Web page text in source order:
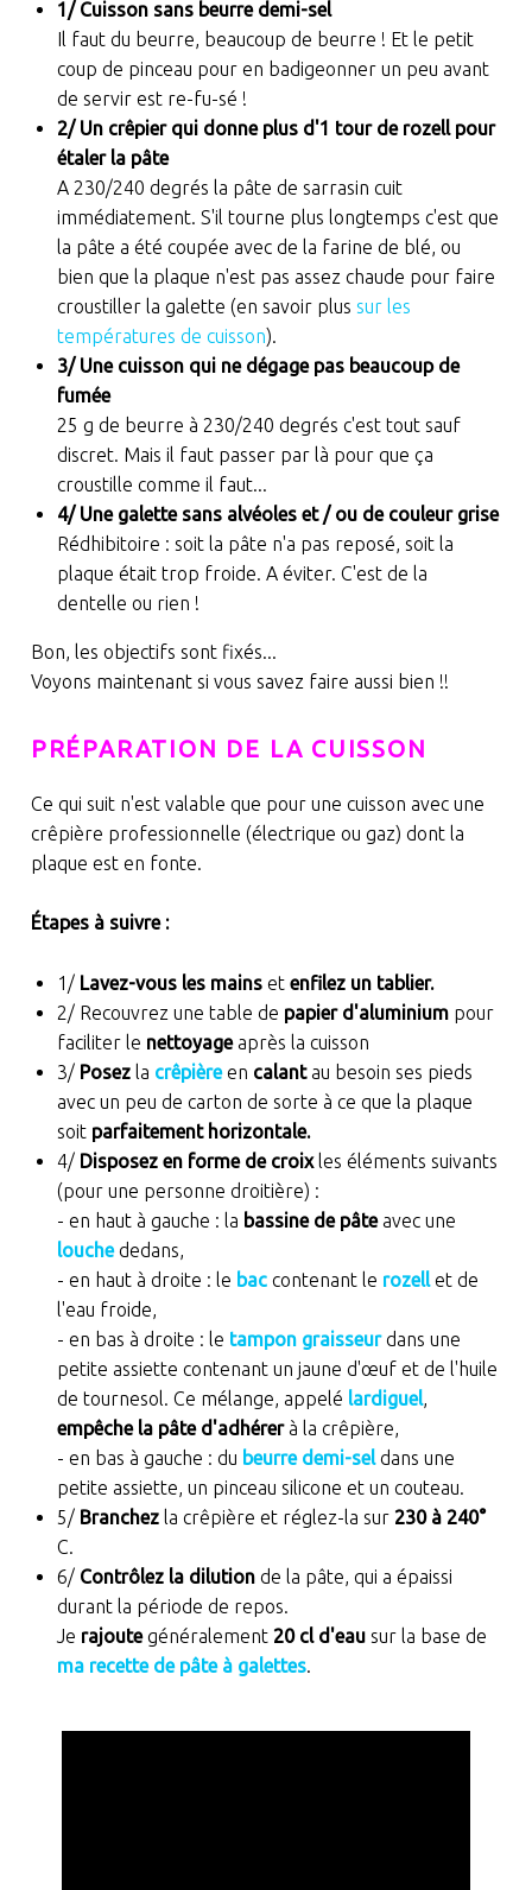
1/ Cuisson sans beurre demi-sel
Il faut du beurre, beaucoup de beurre ! Et le petit
coup de pinceau pour en badigeonner un peu avant
de servir est re-fu-sé !
2/ Un crêpier qui donne plus d'1 tour de rozell pour
étaler la pâte
A 230/240 degrés la pâte de sarrasin cuit
immédiatement. S'il tourne plus longtemps c'est que
la pâte a été coupée avec de la farine de blé, ou
bien que la plaque n'est pas assez chaude pour faire
croustiller la galette (en savoir plus sur les
températures de cuisson).
3/ Une cuisson qui ne dégage pas beaucoup de
fumée
25 g de beurre à 230/240 degrés c'est tout sauf
discret. Mais il faut passer par là pour que ça
croustille comme il faut...
4/ Une galette sans alvéoles et / ou de couleur grise
Rédhibitoire : soit la pâte n'a pas reposé, soit la
plaque était trop froide. A éviter. C'est de la
dentelle ou rien !
Bon, les objectifs sont fixés...
Voyons maintenant si vous savez faire aussi bien !!
PRÉPARATION DE LA CUISSON
Ce qui suit n'est valable que pour une cuisson avec une
crêpière professionnelle (électrique ou gaz) dont la
plaque est en fonte.
Étapes à suivre :
1/ Lavez-vous les mainset enfilez un tablier.
2/ Recouvrez une table de papier d'aluminiumpour
faciliter le nettoyageaprès la cuisson
3/ Posezla crêpièreen calantau besoin ses pieds
avec un peu de carton de sorte à ce que la plaque
soit parfaitement horizontale.
4/ Disposez en forme de croixles éléments suivants
(pour une personne droitière) :
- en haut à gauche : la bassine de pâteavec une
louchededans,
- en haut à droite : le baccontenant le rozellet de
l'eau froide,
- en bas à droite : le tampon graisseurdans une
petite assiette contenant un jaune d'œuf et de l'huile
de tournesol. Ce mélange, appelé lardiguel,
empêche la pâte d'adhérerà la crêpière,
- en bas à gauche : du beurre demi-seldans une
petite assiette, un pinceau silicone et un couteau.
5/ Branchezla crêpière et réglez-la sur 230 à 240°
C.
6/ Contrôlez la dilutionde la pâte, qui a épaissi
durant la période de repos.
Je rajoutegénéralement 20 cl d'eausur la base de
ma recette de pâte à galettes.